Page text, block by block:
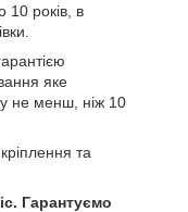
10 років, в
яке
не менш, ніж 10
та
Гарантуємо